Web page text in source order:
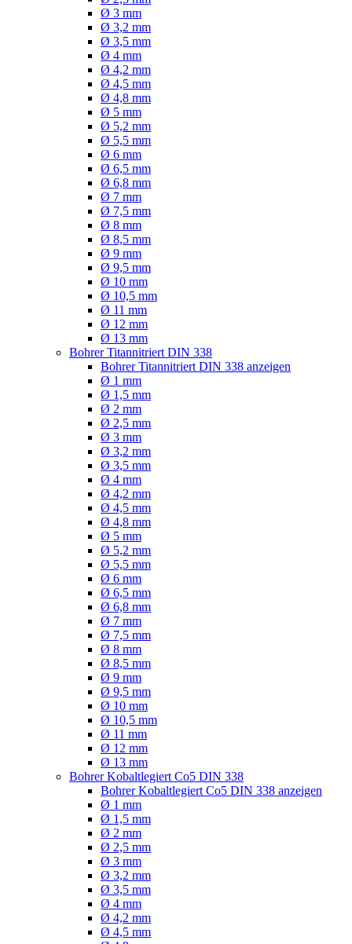
Ø 3 mm
Ø 3,2 mm
Ø 3,5 mm
Ø 4 mm
Ø 4,2 mm
Ø 4,5 mm
Ø 4,8 mm
Ø 5 mm
Ø 5,2 mm
Ø 5,5 mm
Ø 6 mm
Ø 6,5 mm
Ø 6,8 mm
Ø 7 mm
Ø 7,5 mm
Ø 8 mm
Ø 8,5 mm
Ø 9 mm
Ø 9,5 mm
Ø 10 mm
Ø 10,5 mm
Ø 11 mm
Ø 12 mm
Ø 13 mm
Bohrer Titannitriert DIN 338
Bohrer Titannitriert DIN 338 anzeigen
Ø 1 mm
Ø 1,5 mm
Ø 2 mm
Ø 2,5 mm
Ø 3 mm
Ø 3,2 mm
Ø 3,5 mm
Ø 4 mm
Ø 4,2 mm
Ø 4,5 mm
Ø 4,8 mm
Ø 5 mm
Ø 5,2 mm
Ø 5,5 mm
Ø 6 mm
Ø 6,5 mm
Ø 6,8 mm
Ø 7 mm
Ø 7,5 mm
Ø 8 mm
Ø 8,5 mm
Ø 9 mm
Ø 9,5 mm
Ø 10 mm
Ø 10,5 mm
Ø 11 mm
Ø 12 mm
Ø 13 mm
Bohrer Kobaltlegiert Co5 DIN 338
Bohrer Kobaltlegiert Co5 DIN 338 anzeigen
Ø 1 mm
Ø 1,5 mm
Ø 2 mm
Ø 2,5 mm
Ø 3 mm
Ø 3,2 mm
Ø 3,5 mm
Ø 4 mm
Ø 4,2 mm
Ø 4,5 mm